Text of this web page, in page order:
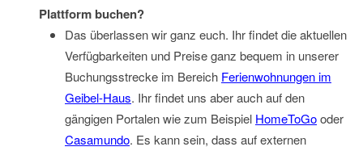
Plattform buchen?
Das überlassen wir ganz euch. Ihr findet die aktuellen
Verfügbarkeiten und Preise ganz bequem in unserer
Buchungsstrecke im Bereich Ferienwohnungen im
Geibel-Haus. Ihr findet uns aber auch auf den
gängigen Portalen wie zum Beispiel HomeToGooder
Casamundo. Es kann sein, dass auf externen